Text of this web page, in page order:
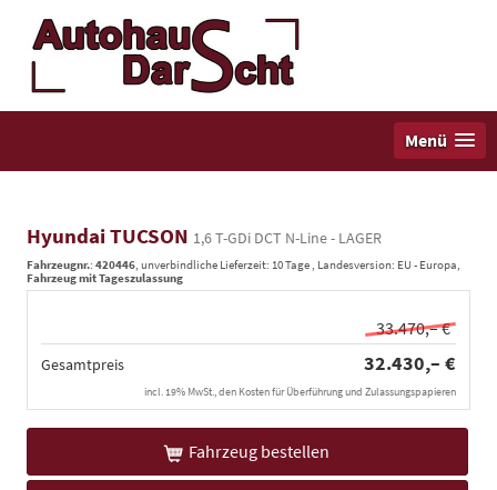
Menü
Hyundai TUCSON 1,6 T-GDi DCT N-Line - LAGER
Fahrzeugnr.: 420446 , unverbindliche Lieferzeit: 10 Tage , Landesversion: EU - Europa,
Fahrzeug mit Tageszulassung
33.470,– €
Gesamtpreis 32.430,– €
incl. 19% MwSt., den Kosten für Überführung und Zulassungspapieren
Fahrzeug bestellen